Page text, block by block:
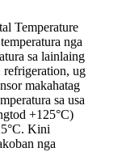
Temperature
nga
sa lainlaing
refrigeration, ug
makahatag
sa usa
+125°C)
Kini
nga